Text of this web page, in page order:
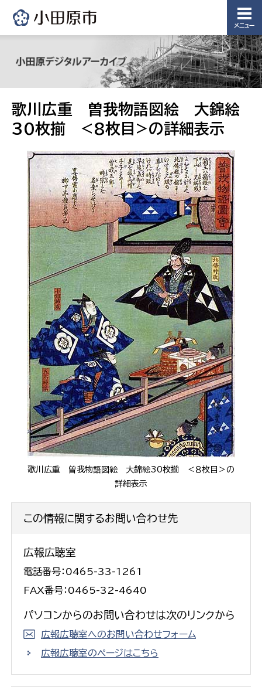
メニュー
歌川広重 曽我物語図絵 大錦絵
30枚揃 <8枚目>の詳細表示
歌川広重 曽我物語図絵 大錦絵30枚揃 ＜８枚目＞の
詳細表示
この情報に関するお問い合わせ先
広報広聴室
電話番号：0465-33-1261
FAX番号：0465-32-4640
パソコンからのお問い合わせは次のリンクから
広報広聴室へのお問い合わせフォーム
広報広聴室のページはこちら